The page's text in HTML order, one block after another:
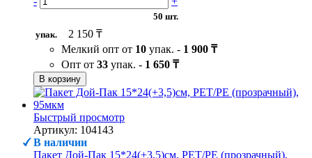
50 шт.
упак.
2 150 ₸
Мелкий опт от 10 упак. - 1 900 ₸
Опт от 33 упак. - 1 650 ₸
В корзину
Быстрый просмотр
Артикул: 104143
В наличии
Пакет Дой-Пак 15*24(+3,5)см, PET/PE (прозрачный),